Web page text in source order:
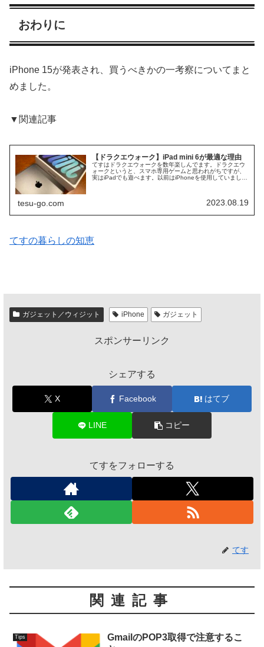
おわりに
iPhone 15が発表され、買うべきかの一考察についてまと
めました。
▼関連記事
【ドラクエウォーク】iPad mini 6が最適な理由
てすはドラクエウォークを数年楽しんでます。ドラクエウ
ォークというと、スマホ専用ゲームと思われがちですが、
実はiPadでも遊べます。以前はiPhoneを使用していました
tesu-go.com 2023.08.19
てすの暮らしの知恵
ガジェット／ウィジット iPhone ガジェット
スポンサーリンク
シェアする
X Facebook はてブ
LINE コピー
てすをフォローする
てす
関連記事
Tips
GmailのPOP3取得で注意するこ